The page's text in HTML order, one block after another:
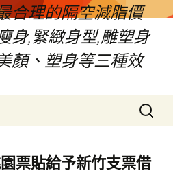
合理的隔空減脂價
身,緊緻身型,雕塑身
顏、塑身等三種效
搜
尋
鍵
字:
票貼給予新竹支票借